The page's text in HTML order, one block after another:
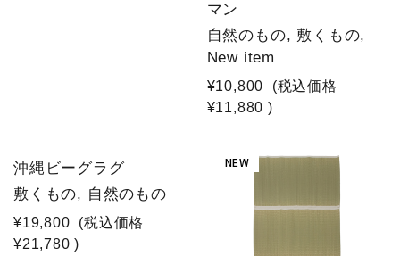
マン
自然のもの, 敷くもの,
New item
¥10,800
(税込価格
¥11,880 )
沖縄ビーグラグ
敷くもの, 自然のもの
¥19,800
(税込価格
¥21,780 )
NEW